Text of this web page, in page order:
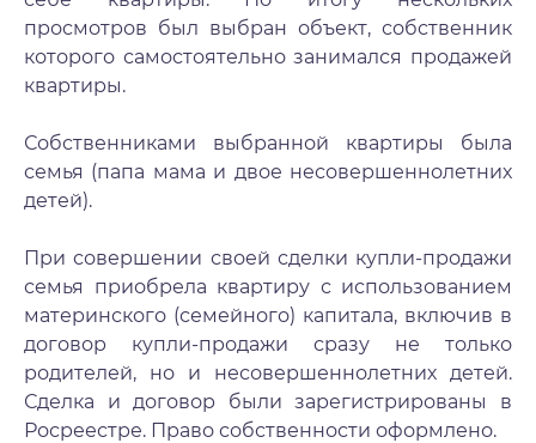
просмотров был выбран объект, собственник
которого самостоятельно занимался продажей
квартиры.
Собственниками выбранной квартиры была
семья (папа мама и двое несовершеннолетних
детей).
При совершении своей сделки купли-продажи
семья приобрела квартиру с использованием
материнского (семейного) капитала, включив в
договор купли-продажи сразу не только
родителей, но и несовершеннолетних детей.
Сделка и договор были зарегистрированы в
Росреестре. Право собственности оформлено.